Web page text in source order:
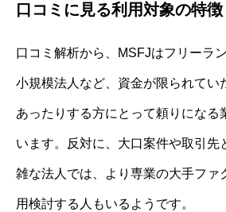
口コミに見る利用対象の特徴
口コミ解析から、MSFJはフリーラ
小規模法人など、資金が限られてい
あったりする方にとって頼りになる
います。反対に、大口案件や取引先
雑な法人では、より専業の大手ファ
用検討する人もいるようです。